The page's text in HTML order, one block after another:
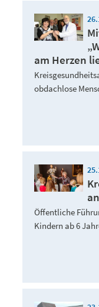
am Herzen
obdachlose
Öffentliche
Kindern ab 6